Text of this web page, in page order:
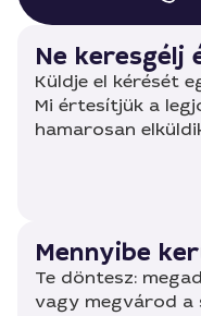
Ne keresgélj
Küldje el kérését
Mi értesítjük a
hamarosan
Mennyibe
Te döntesz:
vagy megvárod a